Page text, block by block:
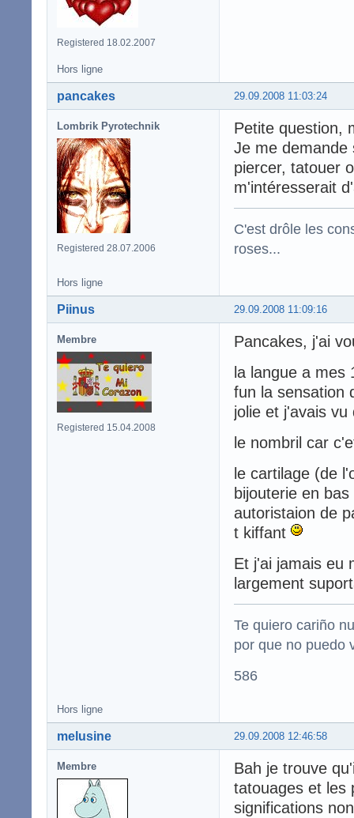
Registered 18.02.2007
Hors ligne
29.09.2008 11:03:24
pancakes
Lombrik Pyrotechnik
Registered 28.07.2006
Petite question,
Je me demande
piercer, tatouer
m'intéresserait
C'est drôle les
roses...
Hors ligne
29.09.2008 11:09:16
Piinus
Membre
Registered 15.04.2008
Pancakes, j'ai
la langue a mes
fun la sensation
jolie et j'avais
le nombril car
le cartilage (de
bijouterie en
autoristaion de
t kiffant
Et j'ai jamais eu
largement
Te quiero cariño
por que no puedo
586
Hors ligne
29.09.2008 12:46:58
melusine
Membre
Bah je trouve
tatouages et les
significations